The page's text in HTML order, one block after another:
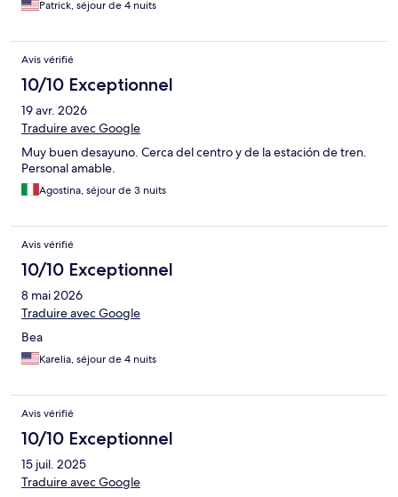
Patrick, séjour de 4 nuits
Avis vérifié
10/10 Exceptionnel
19 avr. 2026
Traduire avec Google
Muy buen desayuno. Cerca del centro y de la estación de tren.
Personal amable.
Agostina, séjour de 3 nuits
Avis vérifié
10/10 Exceptionnel
8 mai 2026
Traduire avec Google
Bea
Karelia, séjour de 4 nuits
Avis vérifié
10/10 Exceptionnel
15 juil. 2025
Traduire avec Google